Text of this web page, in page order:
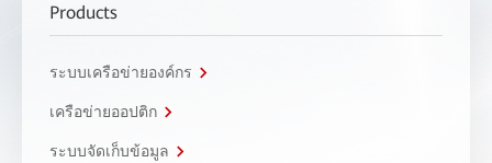
Products
ระบบเครือข่ายองค์กร
เครือข่ายออปติก
ระบบจัดเก็บข้อมูล